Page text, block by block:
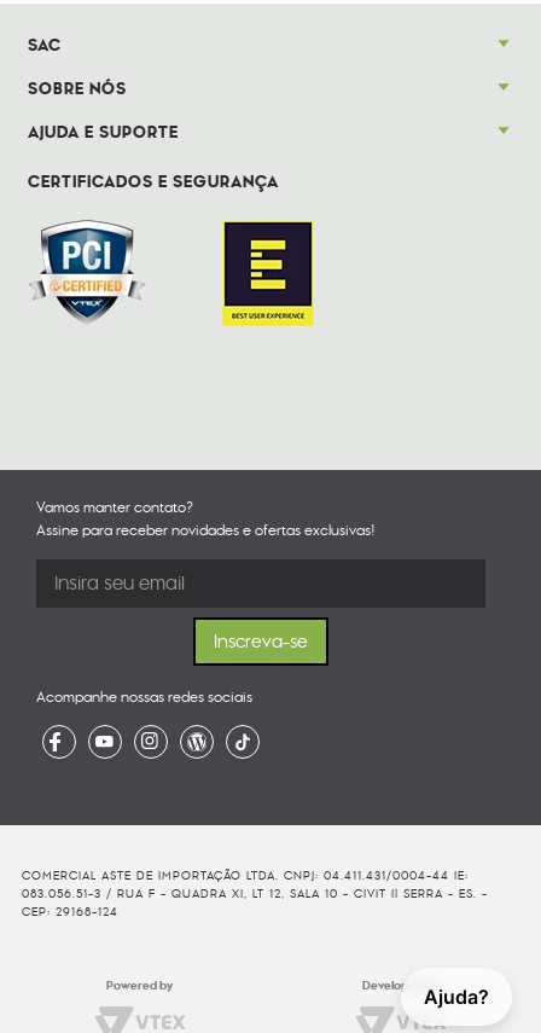
Ajuda?
SAC
SOBRE NÓS
AJUDA E SUPORTE
CERTIFICADOS E SEGURANÇA
Vamos manter contato?
Assine para receber novidades e ofertas exclusivas!
Acompanhe nossas redes sociais
COMERCIAL ASTE DE IMPORTAÇÃO LTDA. CNPJ: 04.411.431/0004-44 IE:
083.056.51-3 / RUA F - QUADRA XI, LT 12, SALA 10 - CIVIT II SERRA - ES. -
CEP: 29168-124
Powered by Developed By